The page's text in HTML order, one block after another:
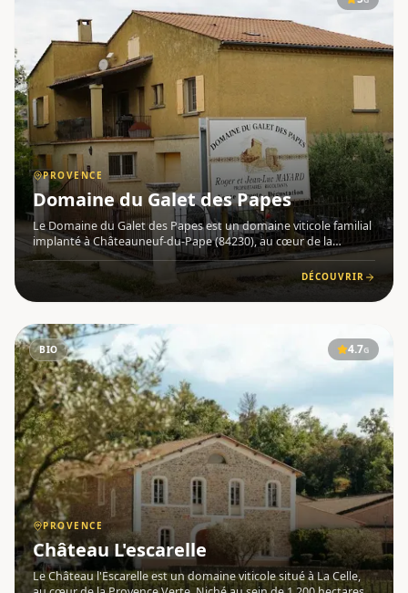
PROVENCE
Domaine du Galet des Papes
Le Domaine du Galet des Papes est un domaine viticole familial
implanté à Châteauneuf-du-Pape (84230), au cœur de la
Provence . Son nom rend hommage aux célèbres galets roulés
qui recouvrent en partie son vignoble , véritable signature des
DÉCOUVRIR
BIO 4.7G
PROVENCE
Château L'escarelle
Le Château l'Escarelle est un domaine viticole situé à La Celle,